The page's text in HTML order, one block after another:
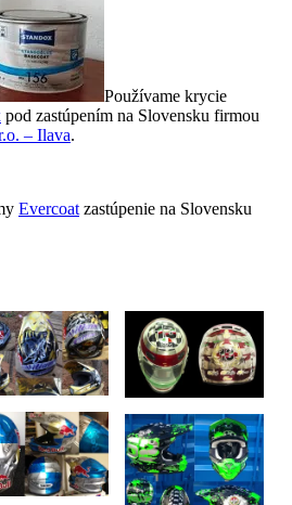
Používame krycie
pod zastúpením na Slovensku firmou
– Ilava.
Evercoat zastúpenie na Slovensku